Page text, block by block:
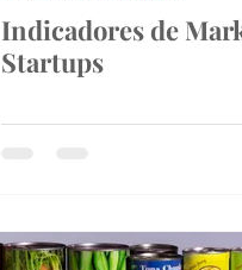
Indicadores de
Startups